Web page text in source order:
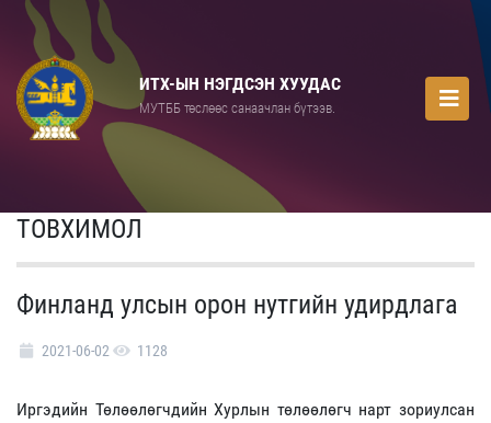
ИТХ-ЫН НЭГДСЭН ХУУДАС
МУТББ төслөөс санаачлан бүтээв.
ТОВХИМОЛ
Финланд улсын орон нутгийн удирдлага
2021-06-02 1128
Иргэдийн Төлөөлөгчдийн Хурлын төлөөлөгч нарт зориулсан